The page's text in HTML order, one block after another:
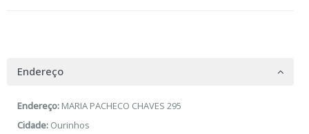
Endereço
Endereço: MARIA PACHECO CHAVES 295
Cidade: Ourinhos